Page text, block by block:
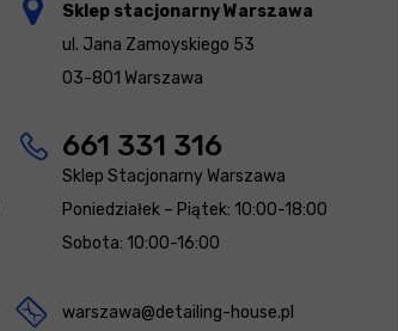
Sklep stacjonarny Warszawa
ul. Jana Zamoyskiego 53
03-801 Warszawa
661 331 316
Sklep Stacjonarny Warszawa
Poniedziałek – Piątek: 10:00-18:00
Sobota: 10:00-16:00
warszawa@detailing-house.pl